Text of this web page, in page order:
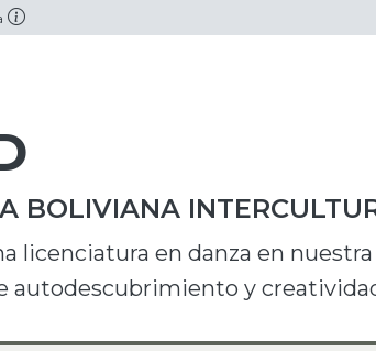
BOLIVIANA
licenciatura en danza en
autodescubrimiento y